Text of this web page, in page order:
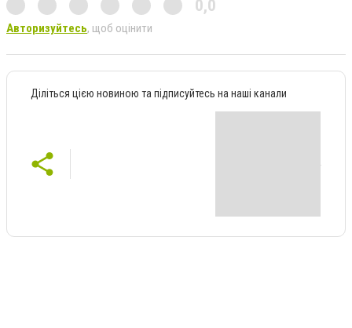
0,0
Авторизуйтесь, щоб оцінити
Діліться цією новиною та підписуйтесь на наші канали